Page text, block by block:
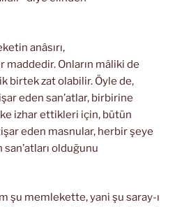
anâsırı,
Onların mâliki de
birtek zat olabilir. Öyle de,
eden san’atlar, birbirine
izhar ettikleri için, bütün
eden masnular, herbir şeye
olduğunu
şu memlekette, yani şu saray-ı